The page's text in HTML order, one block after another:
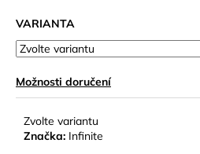
VARIANTA
Možnosti doručení
Zvolte variantu
Značka: Infinite
D
o
p